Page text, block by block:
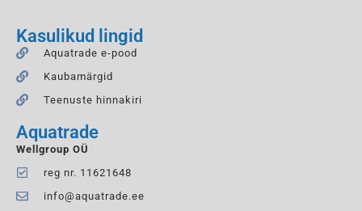
Kasulikud lingid
Aquatrade e-pood
Kaubamärgid
Teenuste hinnakiri
Aquatrade
Wellgroup OÜ
reg nr. 11621648
info@aquatrade.ee